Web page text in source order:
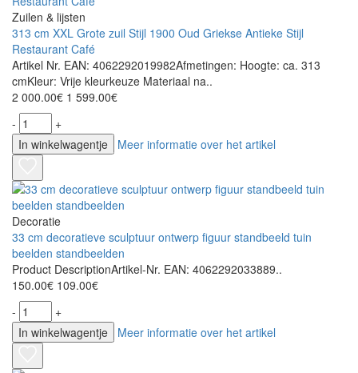
Zuilen & lijsten
313 cm XXL Grote zuil Stijl 1900 Oud Griekse Antieke Stijl
Restaurant Café
Artikel Nr. EAN: 4062292019982Afmetingen: Hoogte: ca. 313
cmKleur: Vrije kleurkeuze Materiaal na..
2 000.00€ 1 599.00€
-
+
In winkelwagentje
Meer informatie over het artikel
Decoratie
33 cm decoratieve sculptuur ontwerp figuur standbeeld tuin
beelden standbeelden
Product DescriptionArtikel-Nr. EAN: 4062292033889..
150.00€ 109.00€
-
+
In winkelwagentje
Meer informatie over het artikel